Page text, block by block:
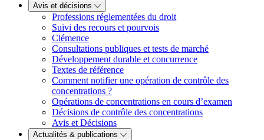
Avis et décisions
Professions réglementées du droit
Suivi des recours et pourvois
Clémence
Consultations publiques et tests de marché
Développement durable et concurrence
Textes de référence
Comment notifier une opération de contrôle des
concentrations ?
Opérations de concentrations en cours d’examen
Décisions de contrôle des concentrations
Avis et Décisions
Actualités & publications